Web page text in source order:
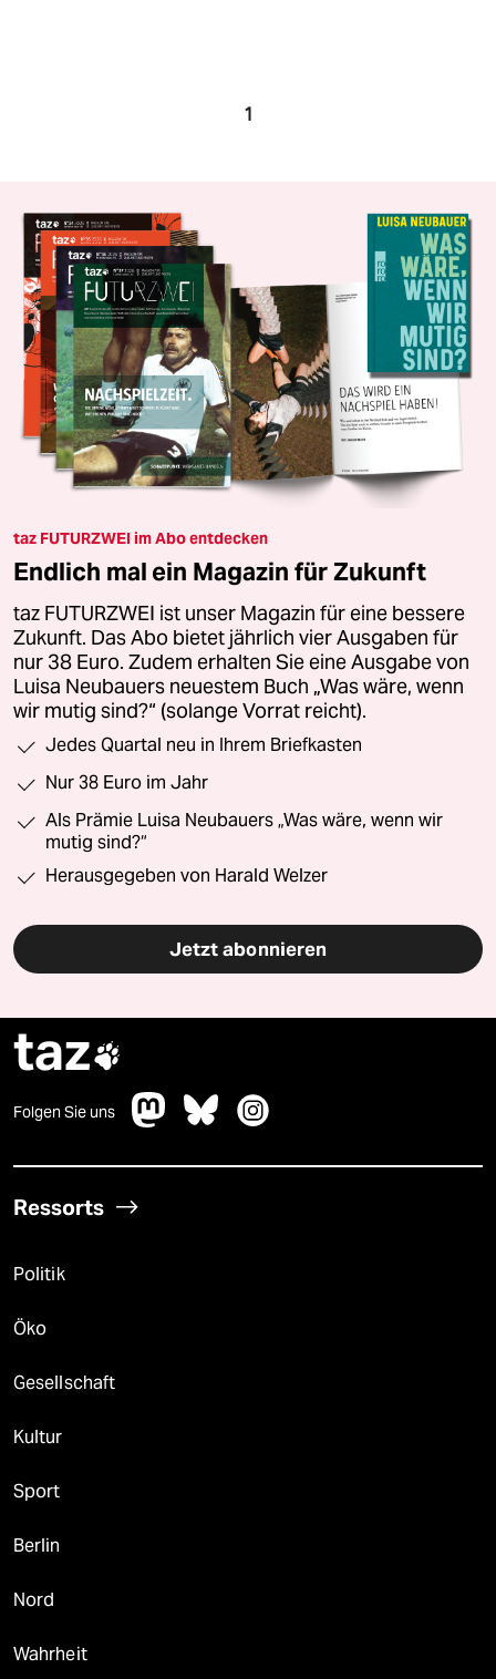
1
taz FUTURZWEI im Abo entdecken
Endlich mal ein Magazin für Zukunft
taz FUTURZWEI ist unser Magazin für eine bessere
Zukunft. Das Abo bietet jährlich vier Ausgaben für
nur 38 Euro. Zudem erhalten Sie eine Ausgabe von
Luisa Neubauers neuestem Buch „Was wäre, wenn
wir mutig sind?“ (solange Vorrat reicht).
Jedes Quartal neu in Ihrem Briefkasten
Nur 38 Euro im Jahr
Als Prämie Luisa Neubauers „Was wäre, wenn wir
mutig sind?“
Herausgegeben von Harald Welzer
Jetzt abonnieren
taz
Folgen Sie uns
Ressorts
Politik
Öko
Gesellschaft
Kultur
Sport
Berlin
Nord
Wahrheit